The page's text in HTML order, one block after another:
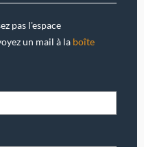
pas l'espace
un mail à la boîte